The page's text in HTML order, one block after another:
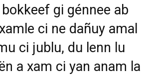
gi génnee ab
ci ne dañuy amal
ci jublu, du lenn lu
a xam ci yan anam la